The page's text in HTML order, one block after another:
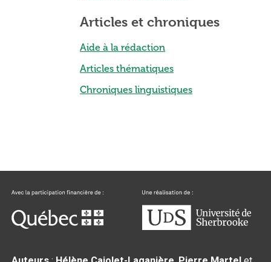
Articles et chroniques
Aide à la rédaction
Articles thématiques
Chroniques linguistiques